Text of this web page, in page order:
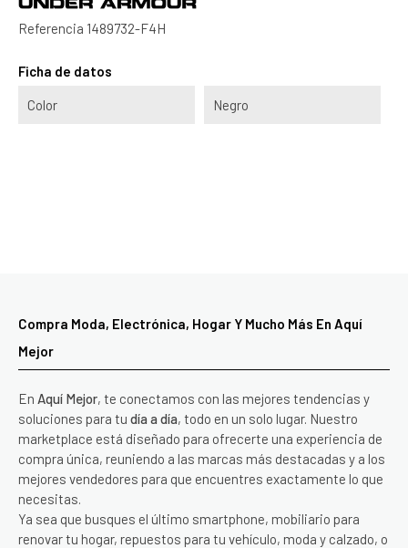
Referencia 1489732-F4H
Ficha de datos
Color Negro
Compra Moda, Electrónica, Hogar Y Mucho Más En Aquí
Mejor
En Aquí Mejor, te conectamos con las mejores tendencias y
soluciones para tu día a día, todo en un solo lugar. Nuestro
marketplace está diseñado para ofrecerte una experiencia de
compra única, reuniendo a las marcas más destacadas y a los
mejores vendedores para que encuentres exactamente lo que
necesitas.
Ya sea que busques el último smartphone, mobiliario para
renovar tu hogar, repuestos para tu vehículo, moda y calzado, o